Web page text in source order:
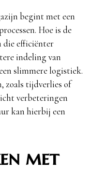
begint met een
Hoe is de
die efficiënter
indeling van
slimmere logistiek.
zoals tijdverlies of
verbeteringen
kan hierbij een
met